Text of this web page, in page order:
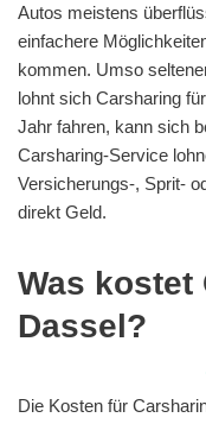
Autos meistens
einfachere
kommen. Umso
lohnt sich Carsharing
Jahr fahren, kann sich
Carsharing-Service
Versicherungs-, Sprit-
direkt Geld.
Was kostet
Dassel?
Die Kosten für